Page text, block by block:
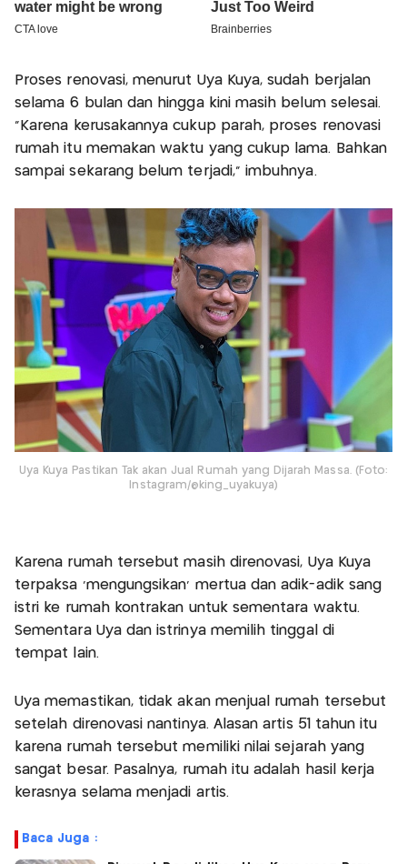
Proses renovasi, menurut Uya Kuya, sudah berjalan
selama 6 bulan dan hingga kini masih belum selesai.
“Karena kerusakannya cukup parah, proses renovasi
rumah itu memakan waktu yang cukup lama. Bahkan
sampai sekarang belum terjadi,” imbuhnya.
Uya Kuya Pastikan Tak akan Jual Rumah yang Dijarah Massa. (Foto:
Instagram/@king_uyakuya)
Karena rumah tersebut masih direnovasi, Uya Kuya
terpaksa ‘mengungsikan’ mertua dan adik-adik sang
istri ke rumah kontrakan untuk sementara waktu.
Sementara Uya dan istrinya memilih tinggal di
tempat lain.
Uya memastikan, tidak akan menjual rumah tersebut
setelah direnovasi nantinya. Alasan artis 51 tahun itu
karena rumah tersebut memiliki nilai sejarah yang
sangat besar. Pasalnya, rumah itu adalah hasil kerja
kerasnya selama menjadi artis.
Baca Juga :